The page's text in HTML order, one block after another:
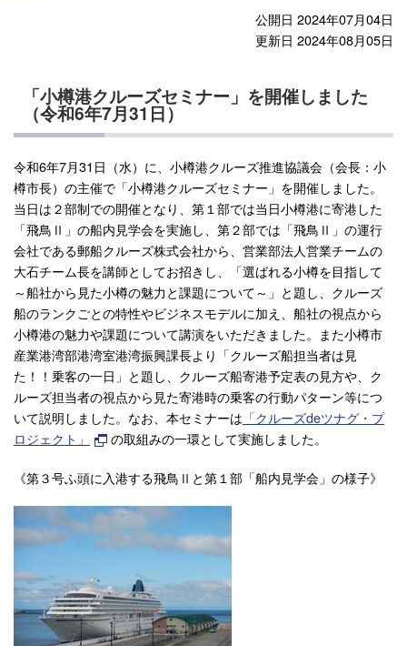
公開日 2024年07月04日
更新日 2024年08月05日
「小樽港クルーズセミナー」を開催しました
（令和6年7月31日）
令和6年7月31日（水）に、小樽港クルーズ推進協議会（会長：小
樽市長）の主催で「小樽港クルーズセミナー」を開催しました。
当日は２部制での開催となり、第１部では当日小樽港に寄港した
「飛鳥Ⅱ」の船内見学会を実施し、第２部では「飛鳥Ⅱ」の運行
会社である郵船クルーズ株式会社から、営業部法人営業チームの
大石チーム長を講師としてお招きし、「選ばれる小樽を目指して
～船社から見た小樽の魅力と課題について～」と題し、クルーズ
船のランクごとの特性やビジネスモデルに加え、船社の視点から
小樽港の魅力や課題について講演をいただきました。また小樽市
産業港湾部港湾室港湾振興課長より「クルーズ船担当者は見
た！！乗客の一日」と題し、クルーズ船寄港予定表の見方や、ク
ルーズ担当者の視点から見た寄港時の乗客の行動パターン等につ
いて説明しました。なお、本セミナーは 「クルーズdeツナグ・プ
ロジェクト」
の取組みの一環として実施しました。
《第３号ふ頭に入港する飛鳥Ⅱと第１部「船内見学会」の様子》